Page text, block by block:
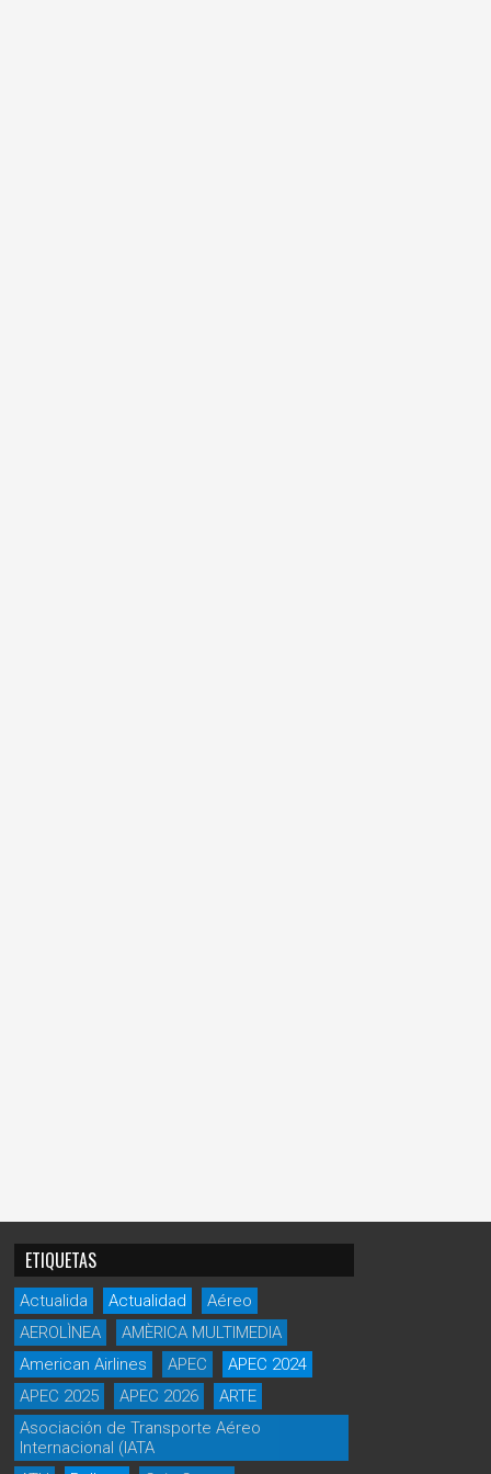
ETIQUETAS
Actualida Actualidad
Aéreo
AEROLÌNEA
AMÈRICA MULTIMEDIA
American Airlines
APEC
APEC 2024
APEC 2025
APEC 2026
ARTE
Asociación de Transporte Aéreo
Internacional (IATA